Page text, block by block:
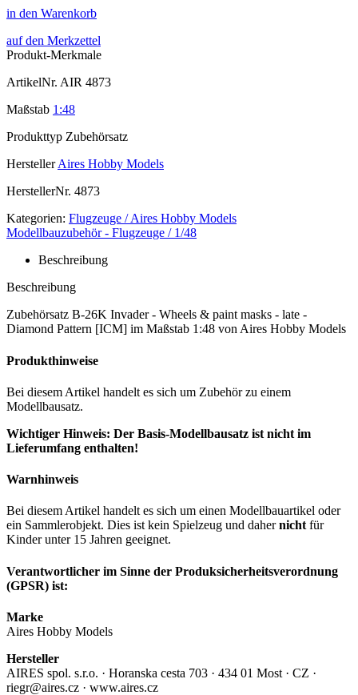
in den Warenkorb
auf den Merkzettel
Produkt-Merkmale
ArtikelNr. AIR 4873
Maßstab 1:48
Produkttyp Zubehörsatz
Hersteller Aires Hobby Models
HerstellerNr. 4873
Kategorien: Flugzeuge / Aires Hobby Models
Modellbauzubehör - Flugzeuge / 1/48
Beschreibung
Beschreibung
Zubehörsatz B-26K Invader - Wheels & paint masks - late -
Diamond Pattern [ICM] im Maßstab 1:48 von Aires Hobby Models
Produkthinweise
Bei diesem Artikel handelt es sich um Zubehör zu einem
Modellbausatz.
Wichtiger Hinweis: Der Basis-Modellbausatz ist nicht im
Lieferumfang enthalten!
Warnhinweis
Bei diesem Artikel handelt es sich um einen Modellbauartikel oder
ein Sammlerobjekt. Dies ist kein Spielzeug und dahernicht für
Kinder unter 15 Jahren geeignet.
Verantwortlicher im Sinne der Produksicherheitsverordnung
(GPSR) ist:
Marke
Aires Hobby Models
Hersteller
AIRES spol. s.r.o. · Horanska cesta 703 · 434 01 Most · CZ ·
riegr@aires.cz · www.aires.cz